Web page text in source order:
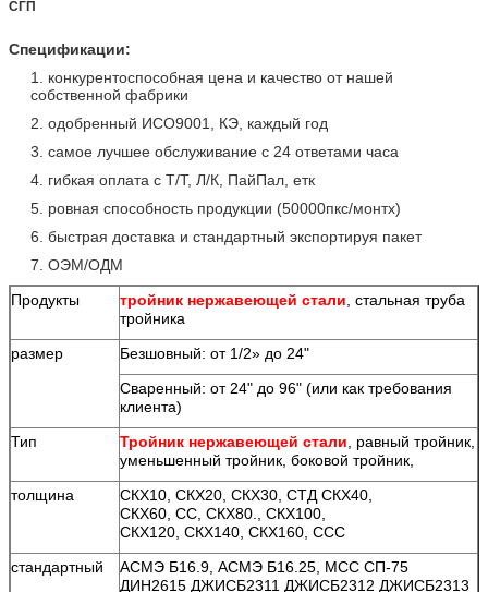
СГП
Спецификации:
1. конкурентоспособная цена и качество от нашей
собственной фабрики
2. одобренный ИСО9001, КЭ, каждый год
3. самое лучшее обслуживание с 24 ответами часа
4. гибкая оплата с Т/Т, Л/К, ПайПал, етк
5. ровная способность продукции (50000пкс/монтх)
6. быстрая доставка и стандартный экспортируя пакет
7. ОЭМ/ОДМ
Продукты
тройник нержавеющей стали , стальная труба
тройника
размер
Безшовный: от 1/2» до 24"
Сваренный: от 24" до 96" (или как требования
клиента)
Тип
Тройник нержавеющей стали , равный тройник,
уменьшенный тройник, боковой тройник,
толщина
СКХ10, СКХ20, СКХ30, СТД СКХ40,
СКХ60, СС, СКХ80., СКХ100,
СКХ120, СКХ140, СКХ160, ССС
стандартный
АСМЭ Б16.9, АСМЭ Б16.25, МСС СП-75
ДИН2615 ДЖИСБ2311 ДЖИСБ2312 ДЖИСБ2313